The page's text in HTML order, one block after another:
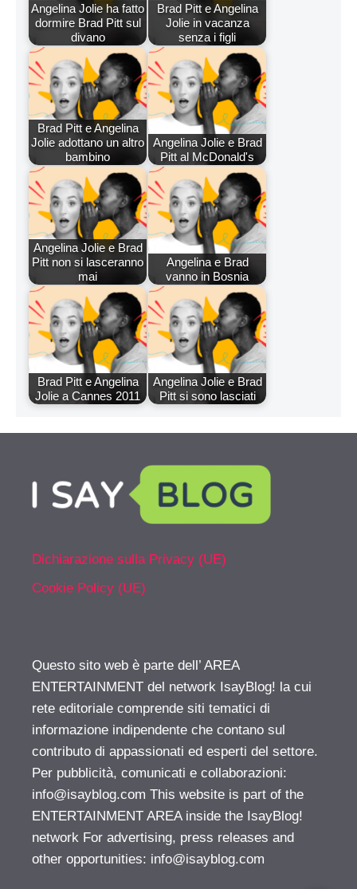
Angelina Jolie ha fatto
dormire Brad Pitt sul
divano
Brad Pitt e Angelina
Jolie in vacanza
senza i figli
Brad Pitt e Angelina
Jolie adottano un altro
bambino
Angelina Jolie e Brad
Pitt al McDonald's
Angelina Jolie e Brad
Pitt non si lasceranno
mai
Angelina e Brad
vanno in Bosnia
Brad Pitt e Angelina
Jolie a Cannes 2011
Angelina Jolie e Brad
Pitt si sono lasciati
Dichiarazione sulla Privacy (UE)
Cookie Policy (UE)
Questo sito web è parte dell’ AREA
ENTERTAINMENT del network IsayBlog! la cui
rete editoriale comprende siti tematici di
informazione indipendente che contano sul
contributo di appassionati ed esperti del settore.
Per pubblicità, comunicati e collaborazioni:
info@isayblog.com This website is part of the
ENTERTAINMENT AREA inside the IsayBlog!
network For advertising, press releases and
other opportunities: info@isayblog.com